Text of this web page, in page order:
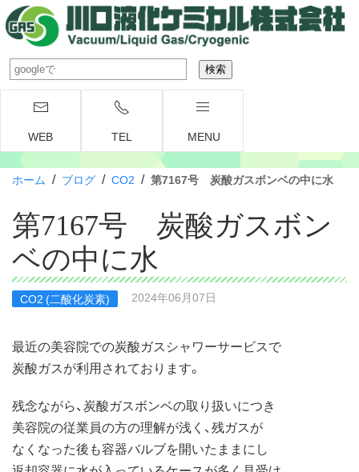
WEB TEL MENU
ホーム / ブログ / CO2 / 第7167号 炭酸ガスボンベの中に水
第7167号 炭酸ガスボン
ベの中に水
CO2 (二酸化炭素) 2024年06月07日
最近の美容院での炭酸ガスシャワーサービスで
炭酸ガスが利用されております。
残念ながら、炭酸ガスボンベの取り扱いにつき
美容院の従業員の方の理解が浅く、残ガスが
なくなった後も容器バルブを開いたままにし